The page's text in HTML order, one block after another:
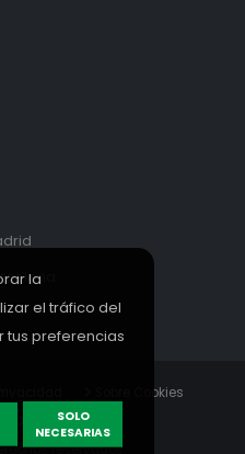
Sobre Cookies
Diseño Web
reservados.
la
el tráfico del
tus preferencias
SOLO
NECESARIAS